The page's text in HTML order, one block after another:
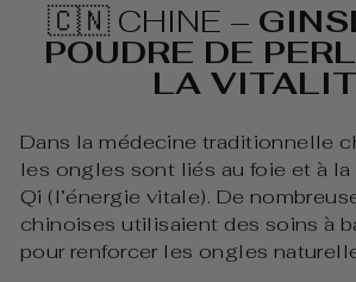
🇨🇳 CHINE –
POUDRE DE
LA
Dans la médecine traditionnelle
les ongles sont liés au foie et à
Qi (l’énergie vitale). De
chinoises utilisaient des soins à
pour renforcer les ongles